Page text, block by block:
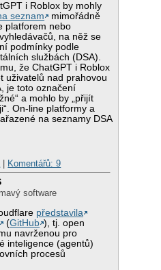
i Roblox by mohly
seznam
mimořádně
platforem nebo
na něž se
podmínky podle
službách (DSA).
že ChatGPT i Roblox
uživatelů nad prahovou
je toto označení
a mohlo by „přijít
On-line platformy a
na seznamy DSA
| Komentářů: 9
software
představila
(GitHub ), tj. open
navrženou pro
inteligence (agentů)
procesů